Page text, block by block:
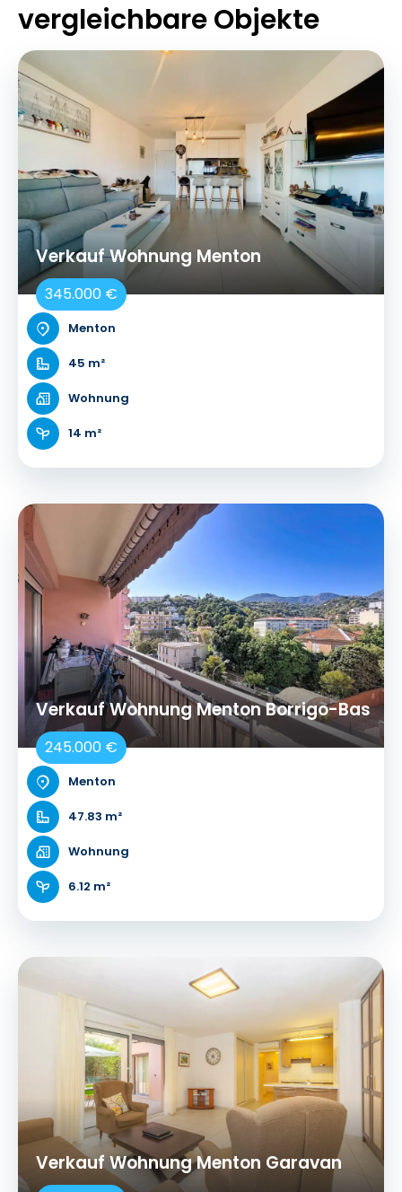
vergleichbare Objekte
Verkauf Wohnung Menton
345.000 €
Menton
45 m²
Wohnung
14 m²
Verkauf Wohnung Menton Borrigo-Bas
245.000 €
Menton
47.83 m²
Wohnung
6.12 m²
Verkauf Wohnung Menton Garavan